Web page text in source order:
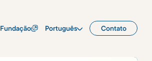
Fundação Português Contato